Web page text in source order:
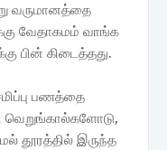
வருமானத்தை
வேதாகமம் வாங்க
பின் கிடைத்தது.
பணத்தை
வெறுங்கால்களோடு,
தூரத்தில் இருந்த